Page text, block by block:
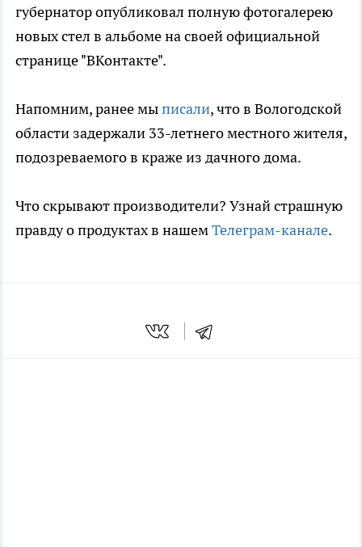
губернатор опубликовал полную фотогалерею
новых стел в альбоме на своей официальной
странице "ВКонтакте".
Напомним, ранее мыписали, что в Вологодской
области задержали 33-летнего местного жителя,
подозреваемого в краже из дачного дома.
Что скрывают производители? Узнай страшную
правду о продуктах в нашемТелеграм-канале.